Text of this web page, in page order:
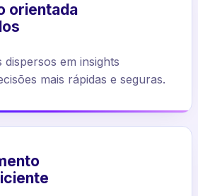
orientada
em insights
mais rápidas e seguras.